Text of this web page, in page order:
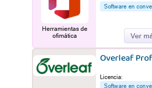
Herramientas de
ofimática
Software en
Ver
Overleaf
Licencia:
Software en